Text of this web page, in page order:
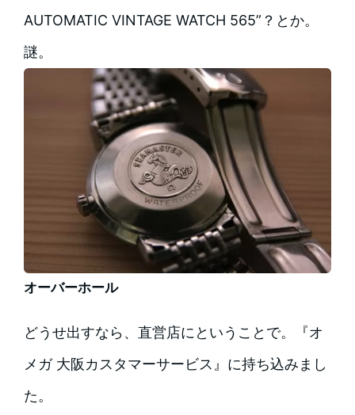
AUTOMATIC VINTAGE WATCH 565”？とか。
謎。
オーバーホール
どうせ出すなら、直営店にということで。『オ
メガ 大阪カスタマーサービス』に持ち込みまし
た。